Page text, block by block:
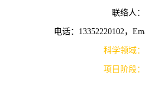
联络人
电话： 13352220102，
科学领域
项目阶段